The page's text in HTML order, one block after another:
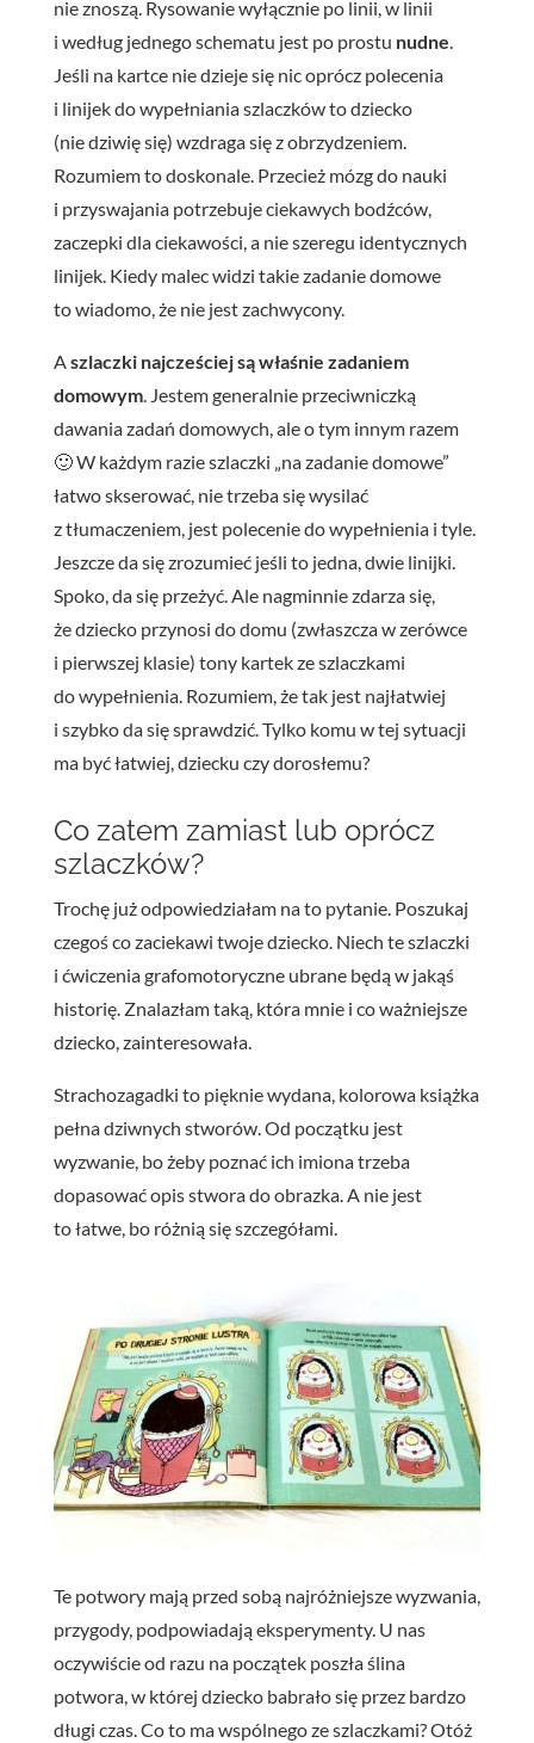
nie znoszą. Rysowanie wyłącznie po linii, w linii
i według jednego schematu jest po prostu nudne.
Jeśli na kartce nie dzieje się nic oprócz polecenia
i linijek do wypełniania szlaczków to dziecko
(nie dziwię się) wzdraga się z obrzydzeniem.
Rozumiem to doskonale. Przecież mózg do nauki
i przyswajania potrzebuje ciekawych bodźców,
zaczepki dla ciekawości, a nie szeregu identycznych
linijek. Kiedy malec widzi takie zadanie domowe
to wiadomo, że nie jest zachwycony.
Aszlaczki najcześciej są właśnie zadaniem
domowym. Jestem generalnie przeciwniczką
dawania zadań domowych, ale o tym innym razem
🙂 W każdym razie szlaczki „na zadanie domowe”
łatwo skserować, nie trzeba się wysilać
z tłumaczeniem, jest polecenie do wypełnienia i tyle.
Jeszcze da się zrozumieć jeśli to jedna, dwie linijki.
Spoko, da się przeżyć. Ale nagminnie zdarza się,
że dziecko przynosi do domu (zwłaszcza w zerówce
i pierwszej klasie) tony kartek ze szlaczkami
do wypełnienia. Rozumiem, że tak jest najłatwiej
i szybko da się sprawdzić. Tylko komu w tej sytuacji
ma być łatwiej, dziecku czy dorosłemu?
Co zatem zamiast lub oprócz
szlaczków?
Trochę już odpowiedziałam na to pytanie. Poszukaj
czegoś co zaciekawi twoje dziecko. Niech te szlaczki
i ćwiczenia grafomotoryczne ubrane będą w jakąś
historię. Znalazłam taką, która mnie i co ważniejsze
dziecko, zainteresowała.
Strachozagadki to pięknie wydana, kolorowa książka
pełna dziwnych stworów. Od początku jest
wyzwanie, bo żeby poznać ich imiona trzeba
dopasować opis stwora do obrazka. A nie jest
to łatwe, bo różnią się szczegółami.
Te potwory mają przed sobą najróżniejsze wyzwania,
przygody, podpowiadają eksperymenty. U nas
oczywiście od razu na początek poszła ślina
potwora, w której dziecko babrało się przez bardzo
długi czas. Co to ma wspólnego ze szlaczkami? Otóż